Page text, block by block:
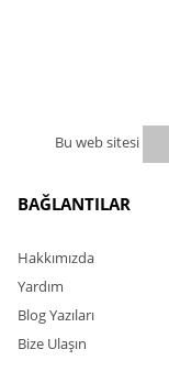
Bu web sitesi
BAĞLANTILAR
Hakkımızda
Yardım
Blog Yazıları
Bize Ulaşın